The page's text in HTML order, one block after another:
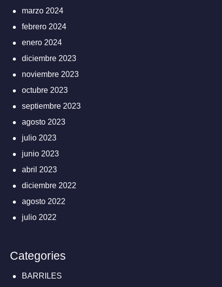
marzo 2024
febrero 2024
enero 2024
diciembre 2023
noviembre 2023
octubre 2023
septiembre 2023
agosto 2023
julio 2023
junio 2023
abril 2023
diciembre 2022
agosto 2022
julio 2022
Categories
BARRILES